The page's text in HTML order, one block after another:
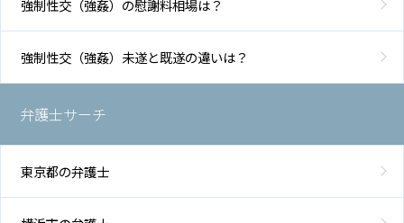
強制性交（強姦）の慰謝料相場は？
強制性交（強姦）未遂と既遂の違いは？
弁護士サーチ
東京都の弁護士